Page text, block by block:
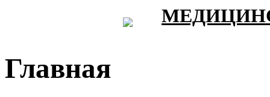
Главная